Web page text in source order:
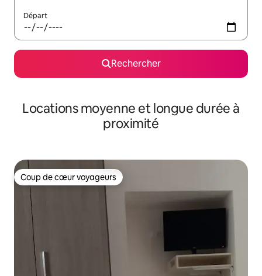
Départ
Rechercher
Locations moyenne et longue durée à
proximité
Coup de cœur voyageurs
Coup de cœur voyageurs